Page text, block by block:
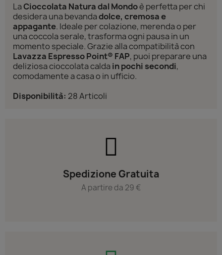
LaCioccolata Natura dal Mondoè perfetta per chi
desidera una bevandadolce, cremosa e
appagante. Ideale per colazione, merenda o per
una coccola serale, trasforma ogni pausa in un
momento speciale. Grazie alla compatibilità con
Lavazza Espresso Point® FAP, puoi preparare una
deliziosa cioccolata caldain pochi secondi,
comodamente a casa o in ufficio.
Disponibilità: 28 Articoli
Spedizione Gratuita
A partire da 29 €